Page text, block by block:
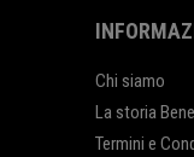
Chi siamo
La storia
Termini e